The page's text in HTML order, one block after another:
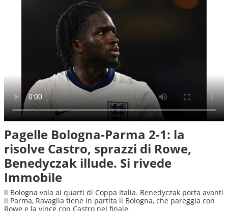
Pagelle Bologna-Parma 2-1: la
risolve Castro, sprazzi di Rowe,
Benedyczak illude. Si rivede
Immobile
Il Bologna vola ai quarti di Coppa Italia. Benedyczak porta avanti
il Parma, Ravaglia tiene in partita il Bologna, che pareggia con
Rowe e la vince con Castro nel finale.